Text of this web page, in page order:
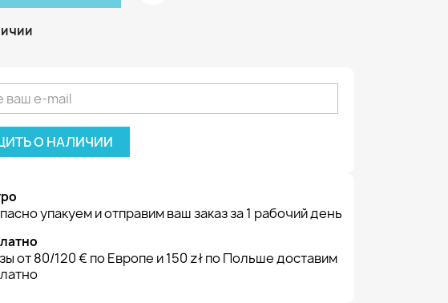
О НАЛИЧИИ
упакуем и отправим ваш заказ за 1 рабочий день
от 80/120 € по Европе и 150 zł по Польше доставим